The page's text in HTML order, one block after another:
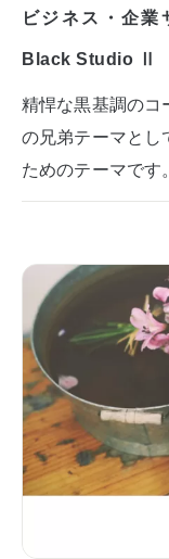
ビジネス・企業
Black Studio Ⅱ
精悍な黒基調の
の兄弟テーマと
ためのテーマです